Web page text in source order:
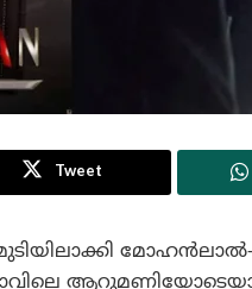
Tweet
മോഹൻലാൽ-